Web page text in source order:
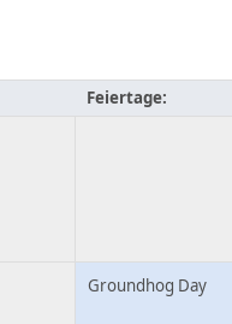
Feiertage:
Groundhog Day